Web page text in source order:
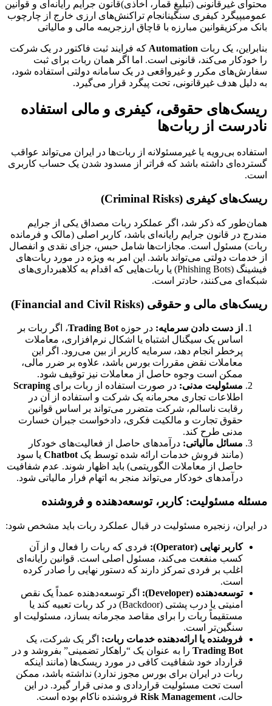
محتوای غیرقانونی (تبلیغ قمار، اخاذی)قانون جرایم رایانه‌ای و قوانین
عمومیپیگرد کیفری سنگینانجام تراکنش‌های ارزی خارج از چارچوب
بانک مرکزیقوانین مبارزه با قاچاق ارزجریمه مالی و مالیاتی
بنابراین، یک ربات Automation که فرایند ثبت فاکتور در یک شرکت
را خودکار می‌کند، قانونی است. اما اگر همان ربات برای ثبت
سفارش‌های مکرر و غیرواقعی در یک سامانه دولتی استفاده شود،
به دلیل هدف غیرقانونی، تحت پیگرد قرار می‌گیرد.
ریسک‌های حقوقی، کیفری و مالی استفاده
نادرست از ربات‌ها
استفاده بی‌رویه یا غیرمسئولانه از ربات‌ها در ایران می‌تواند عواقب
گسترده‌ای داشته باشد که فراتر از مسدود شدن یک حساب کاربری
است.
ریسک‌های کیفری (Criminal Risks)
همان‌طور که ذکر شد، اگر عملکرد ربات مصداق یکی از جرایم
مندرج در قانون جرایم رایانه‌ای باشد، کاربر اصلی (مالک و فرمانده
ربات) مسئول است. مجازات‌ها شامل حبس، جزای نقدی و انفصال
از خدمات دولتی می‌تواند باشد. این امر به ویژه در مورد ربات‌های
فیشینگ (Phishing Bots) یا ربات‌هایی که اقدام به کلاهبرداری‌های
شبکه‌ای می‌کنند، حادتر است.
ریسک‌های مالی و حقوقی (Financial and Civil Risks)
از دست دادن سرمایه: در حوزه Trading Bot، اگر ربات بر
اساس یک سیگنال اشتباه یا اشکال نرم‌افزاری، معاملات
پرخطر انجام دهد، سرمایه کاربر از بین می‌رود. اگر این
معاملات نقض مقررات بورس باشد، علاوه بر ضرر مالی،
ممکن است وجوه حاصل از معاملات نیز توقیف شود.
مسئولیت مدنی: در صورت استفاده از ربات برای Scraping
اطلاعات تجاری محرمانه یک شرکت و استفاده از آن در
رقابت ناسالم، شرکت متضرر می‌تواند بر اساس قوانین
حقوق تجارت و مالکیت فکری، دادخواست جبران خسارت
مدنی طرح کند.
مسائل مالیاتی: درآمدهای حاصل از فعالیت‌های خودکار
(مانند فروش خدمات ارائه شده توسط یک Chatbot یا سود
حاصل از معاملات الگوریتمی) باید اظهار شوند. عدم شفافیت
درآمدهای خودکار می‌تواند منجر به اتهام فرار مالیاتی شود.
مسئله مسئولیت: کاربر، توسعه‌دهنده و فروشنده
در ایران، زنجیره مسئولیت در قبال عملکرد ربات باید مشخص شود:
کاربر نهایی (Operator):
فردی که ربات را فعال و از آن
کسب منفعت می‌کند، مسئول اصلی است. قوانین رایانه‌ای
اغلب بر فردی تمرکز دارند که دستور نهایی را صادر کرده
است.
توسعه‌دهنده (Developer):
اگر توسعه‌دهنده عمداً یک نقص
امنیتی یا درب پشتی (Backdoor) در کد ربات تعبیه کند یا
مستقیماً ربات را برای مقاصد مجرمانه بسازد، مسئولیت او
سنگین‌تر است.
فروشنده یا ارائه‌دهنده خدمات ربات: اگر یک شرکت، یک
Trading Bot را به عنوان یک “راهکار تضمینی” بفروشد و در
قرارداد خود شفافیت کافی در مورد ریسک‌ها (مانند اینکه
ربات در ایران برای بورس مجوز ندارد) نداشته باشد، ممکن
است تحت مسئولیت قراردادی و مدنی قرار گیرد. در این
حالت، Risk Management فروشنده ناکام بوده است.